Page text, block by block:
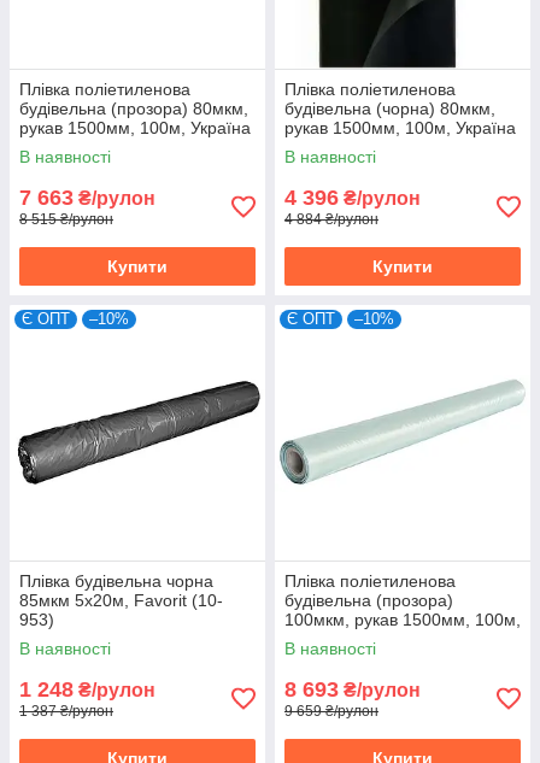
Плівка поліетиленова
будівельна (прозора) 80мкм,
рукав 1500мм, 100м, Україна
(10-945)
В наявності
7 663 ₴/рулон
8 515 ₴/рулон
Купити
Плівка поліетиленова
будівельна (чорна) 80мкм,
рукав 1500мм, 100м, Україна
(10-967)
В наявності
4 396 ₴/рулон
4 884 ₴/рулон
Купити
Є ОПТ –10%
Плівка будівельна чорна
85мкм 5х20м, Favorit (10-
953)
В наявності
1 248 ₴/рулон
1 387 ₴/рулон
Купити
Є ОПТ –10%
Плівка поліетиленова
будівельна (прозора)
100мкм, рукав 1500мм, 100м,
Україна (10-946)
В наявності
8 693 ₴/рулон
9 659 ₴/рулон
Купити